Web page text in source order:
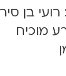
רועי בן
מוכיח